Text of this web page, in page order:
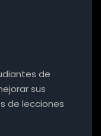
de
sus
de lecciones